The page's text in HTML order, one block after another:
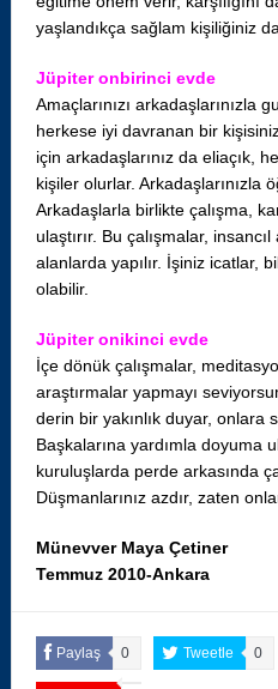
yaşlandıkça sağlam kişiliğiniz
Jüpiter onbirinci evde
Amaçlarınızı arkadaşlarınızla
herkese iyi davranan bir
için arkadaşlarınız da eliaçık,
kişiler olurlar. Arkadaşlarınızla
Arkadaşlarla birlikte çalışma,
ulaştırır. Bu çalışmalar,
alanlarda yapılır. İşiniz icatlar,
olabilir.
Jüpiter onikinci evde
İçe dönük çalışmalar,
araştırmalar yapmayı
derin bir yakınlık duyar, onlara
Başkalarına yardımla doyuma
kuruluşlarda perde arkasında
Düşmanlarınız azdır, zaten
Münevver Maya Çetiner
Temmuz 2010-Ankara
Paylaş 0 Tweetle 0